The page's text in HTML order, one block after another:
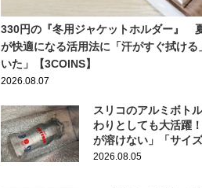
330円の『冬用ジャケットホルダー』
が快適になる活用法に「汗がすぐ拭ける
いた」【3COINS】
2026.08.07
スリコのアルミボト
わりとしても大活躍
が溶けない」「サイ
妙！」
2026.08.05